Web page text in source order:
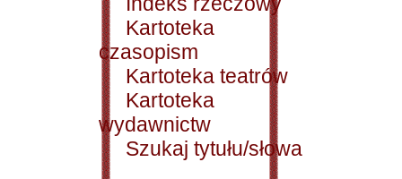
Kartoteka
czasopism
Kartoteka teatrów
Kartoteka
wydawnictw
Szukaj tytułu/słowa